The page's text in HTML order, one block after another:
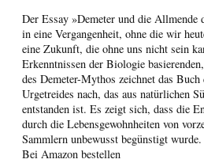
Der Essay »Demeter und die Allmende
in eine Vergangenheit, ohne die wir
eine Zukunft, die ohne uns nicht sein
Erkenntnissen der Biologie
des Demeter-Mythos zeichnet das
Urgetreides nach, das aus natürlichen
entstanden ist. Es zeigt sich, dass die
durch die Lebensgewohnheiten von
Sammlern unbewusst begünstigt wurde.
Bei Amazon bestellen